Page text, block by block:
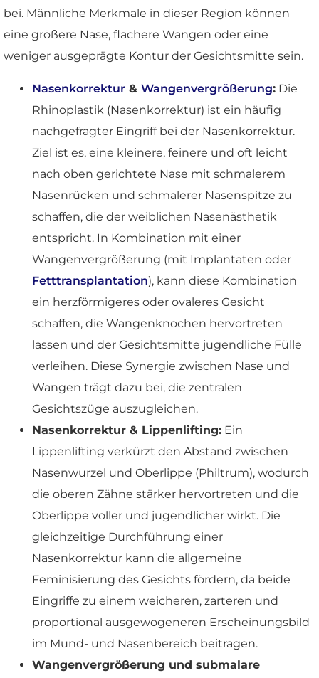
bei. Männliche Merkmale in dieser Region können
eine größere Nase, flachere Wangen oder eine
weniger ausgeprägte Kontur der Gesichtsmitte sein.
Nasenkorrektur & Wangenvergrößerung: Die
Rhinoplastik (Nasenkorrektur) ist ein häufig
nachgefragter Eingriff bei der Nasenkorrektur.
Ziel ist es, eine kleinere, feinere und oft leicht
nach oben gerichtete Nase mit schmalerem
Nasenrücken und schmalerer Nasenspitze zu
schaffen, die der weiblichen Nasenästhetik
entspricht. In Kombination mit einer
Wangenvergrößerung (mit Implantaten oder
Fetttransplantation), kann diese Kombination
ein herzförmigeres oder ovaleres Gesicht
schaffen, die Wangenknochen hervortreten
lassen und der Gesichtsmitte jugendliche Fülle
verleihen. Diese Synergie zwischen Nase und
Wangen trägt dazu bei, die zentralen
Gesichtszüge auszugleichen.
Nasenkorrektur & Lippenlifting: Ein
Lippenlifting verkürzt den Abstand zwischen
Nasenwurzel und Oberlippe (Philtrum), wodurch
die oberen Zähne stärker hervortreten und die
Oberlippe voller und jugendlicher wirkt. Die
gleichzeitige Durchführung einer
Nasenkorrektur kann die allgemeine
Feminisierung des Gesichts fördern, da beide
Eingriffe zu einem weicheren, zarteren und
proportional ausgewogeneren Erscheinungsbild
im Mund- und Nasenbereich beitragen.
Wangenvergrößerung und submalare